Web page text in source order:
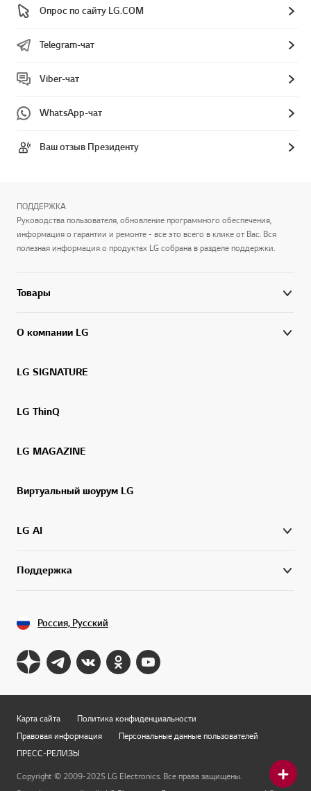
Опрос по сайту LG.COM
Telegram-чат
Viber-чат
WhatsApp-чат
Ваш отзыв Президенту
ПОДДЕРЖКА
Руководства пользователя, обновление программного обеспечения,
информация о гарантии и ремонте - все это всего в клике от Вас. Вся
полезная информация о продуктах LG собрана в разделе поддержки.
Товары
О компании LG
LG SIGNATURE
LG ThinQ
LG MAGAZINE
Виртуальный шоурум LG
LG AI
Поддержка
Россия, Русский
Карта сайта
Политика конфиденциальности
Правовая информация
Персональные данные пользователей
ПРЕСС-РЕЛИЗЫ
Copyright © 2009-2025 LG Electronics. Все права защищены.